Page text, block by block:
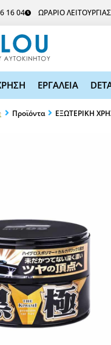
16 04 ΩΡΑΡΙΟ ΛΕΙΤΟΥΡΓΙΑΣ
ΕΡΓΑΛΕΙΑ
Προϊόντα ΕΞΩΤΕΡΙΚΗ